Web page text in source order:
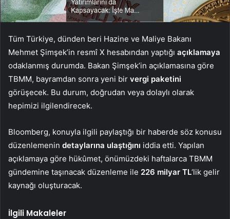
Tüm Türkiye, dünden beri Hazine ve Maliye Bakanı
Mehmet Şimşek’in resmî X hesabından yaptığı açıklamaya
odaklanmış durumda. Bakan Şimşek’in açıklamasına göre
TBMM, bayramdan sonra yeni bir vergi paketini
görüşecek. Bu durum, doğrudan veya dolaylı olarak
hepimizi ilgilendirecek.
Bloomberg, konuyla ilgili paylaştığı bir haberde söz konusu
düzenlemenin detaylarına ulaştığını iddia etti. Yapılan
açıklamaya göre hükûmet, önümüzdeki haftalarca TBMM
gündemine taşınacak düzenleme ile 226 milyar TL‘lik gelir
kaynağı oluşturacak.
İlgili Makaleler